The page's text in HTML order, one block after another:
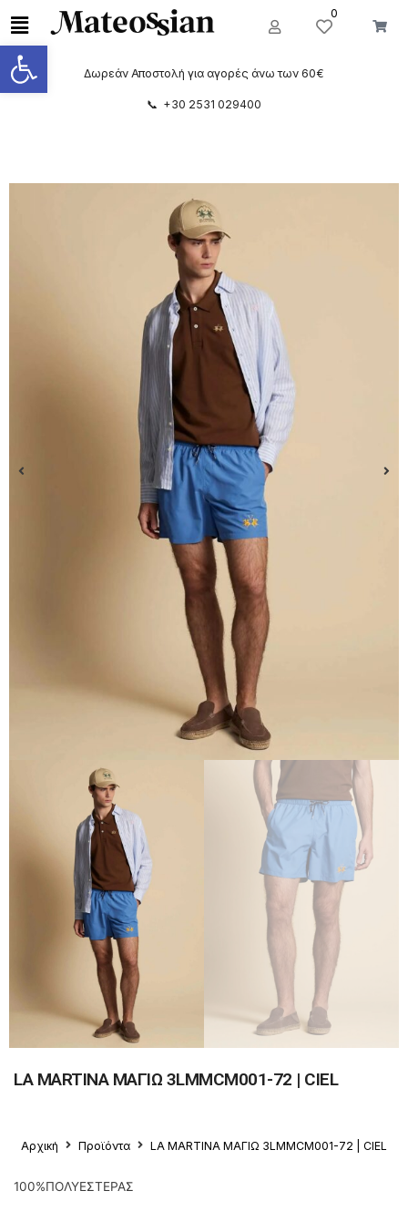
Ανοίξτε τη γραμμή εργαλείων
0
Δωρεάν Αποστολή για αγορές άνω των 60€
📞 +30 2531 029400
LA MARTINA ΜΑΓΙΩ 3LMMCM001-72 | CIEL
Αρχική Προϊόντα LA MARTINA ΜΑΓΙΩ 3LMMCM001-72 | CIEL
100%ΠΟΛΥΕΣΤΕΡΑΣ